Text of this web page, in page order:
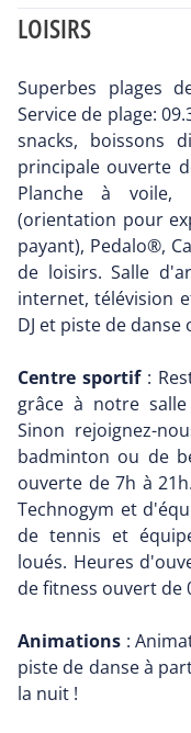
LOISIRS
Superbes plages
Service de plage:
snacks, boissons
principale ouverte
Planche à voile,
(orientation pour
payant), Pedalo®,
de loisirs. Salle
internet, télévision
DJ et piste de
Centre sportif:
grâce à notre
Sinon rejoignez-
badminton ou de
ouverte de 7h à
Technogym et
de tennis et
loués. Heures
de fitness ouvert de
Animations :
piste de danse à
la nuit !